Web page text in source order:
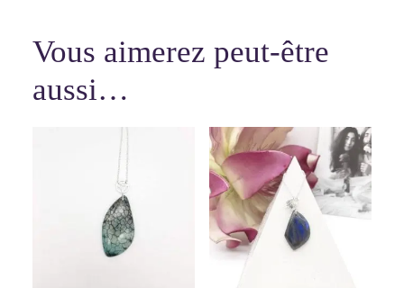
Vous aimerez peut-être
aussi…